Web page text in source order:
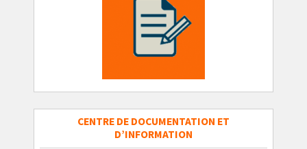
CENTRE DE DOCUMENTATION ET
D’INFORMATION